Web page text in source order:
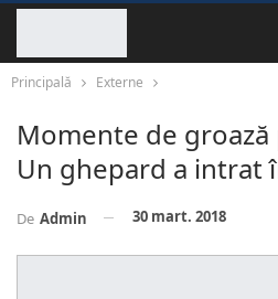
Principală Externe
Momente de
Un ghepard a intrat
De Admin 30 mart. 2018